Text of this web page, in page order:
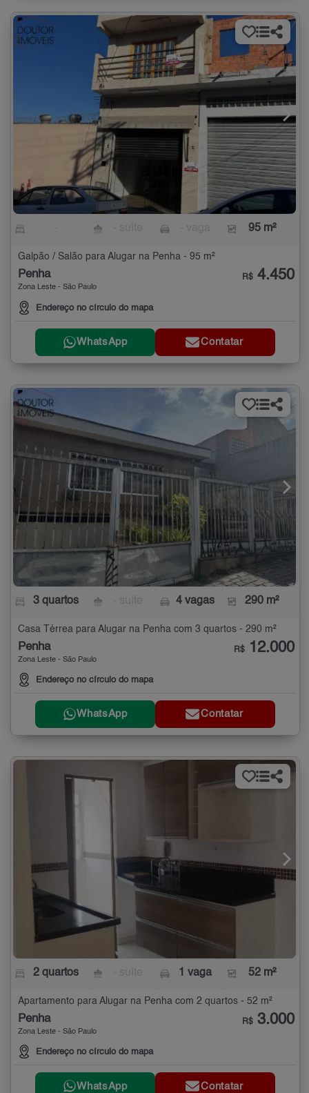
95 m²
Galpão / Salão para Alugar na Penha - 95 m²
Penha
Zona Leste - São Paulo
Endereço no círculo do mapa
R$ 4.450
WhatsApp Contatar
3 quartos 4 vagas 290 m²
Casa Térrea para Alugar na Penha com 3 quartos - 290 m²
Penha
Zona Leste - São Paulo
Endereço no círculo do mapa
R$ 12.000
WhatsApp Contatar
2 quartos 1 vaga 52 m²
Apartamento para Alugar na Penha com 2 quartos - 52 m²
Penha
Zona Leste - São Paulo
Endereço no círculo do mapa
R$ 3.000
WhatsApp Contatar